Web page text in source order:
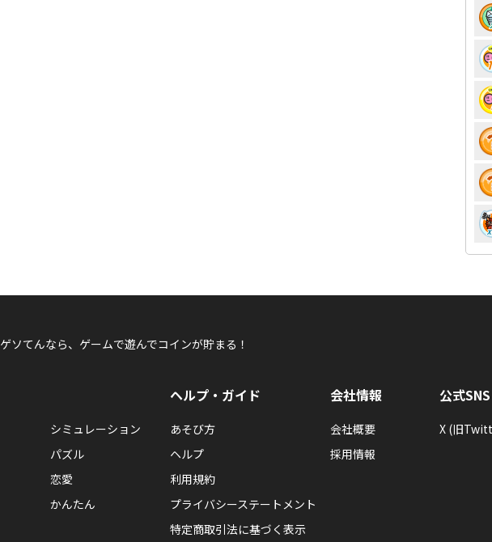
ゲソてんなら、ゲームで遊んでコインが貯まる！
シミュレーション
パズル
恋愛
かんたん
ヘルプ・ガイド
あそび方
ヘルプ
利用規約
プライバシーステートメント
特定商取引法に基づく表示
会社情報
会社概要
採用情報
公式SNS
X (旧